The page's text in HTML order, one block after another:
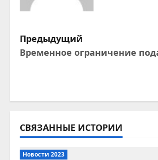
Н
а
и
г
а
Предыдущий
Временное ограничение
СВЯЗАННЫЕ ИСТОРИИ
Новости 2023